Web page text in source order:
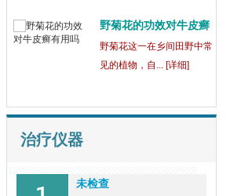
野菊花的功效对牛皮癣
野菊花这一在乡间田野中常
见的植物，自... [详细]
治疗仪器
未检查